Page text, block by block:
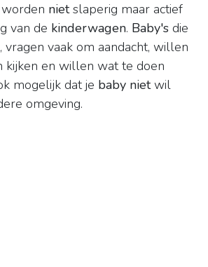
worden nietslaperig maar actief
van de kinderwagen. Baby's die
vragen vaak om aandacht, willen
kijken en willen wat te doen
mogelijk dat je baby nietwil
omgeving.